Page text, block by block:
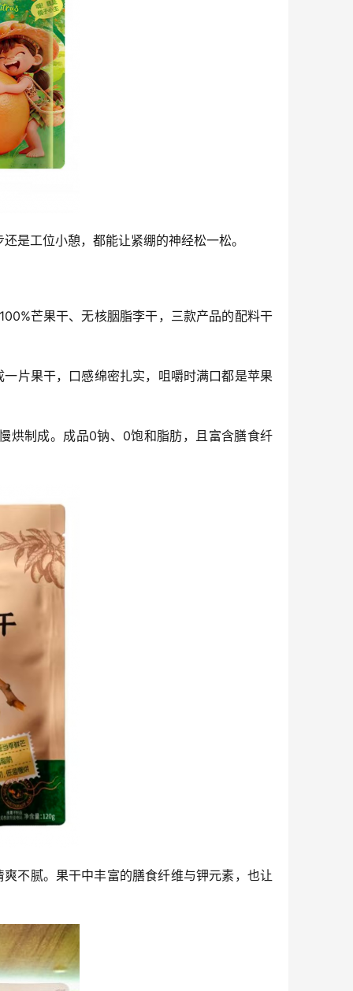
是工位小憩，都能让紧绷的神经松一松。
芒果干、无核胭脂李干，三款产品的配料干
片果干，口感绵密扎实，咀嚼时满口都是苹果
烘制成。成品0钠、0饱和脂肪，且富含膳食纤
不腻。果干中丰富的膳食纤维与钾元素，也让